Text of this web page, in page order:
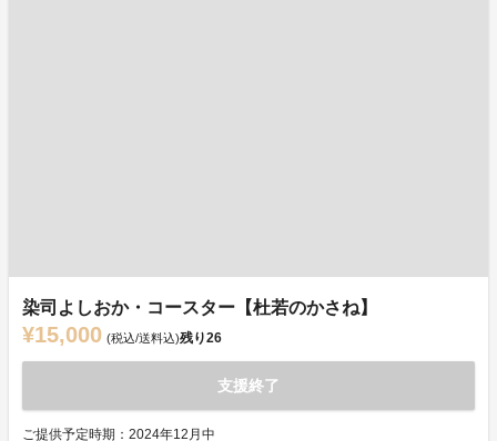
染司よしおか・コースター【杜若のかさね】
¥15,000 (税込/送料込)残り26
支援終了
ご提供予定時期：2024年12月中